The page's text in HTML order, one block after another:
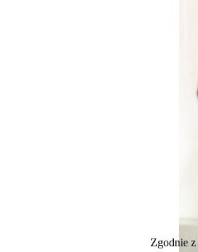
Zgodnie z